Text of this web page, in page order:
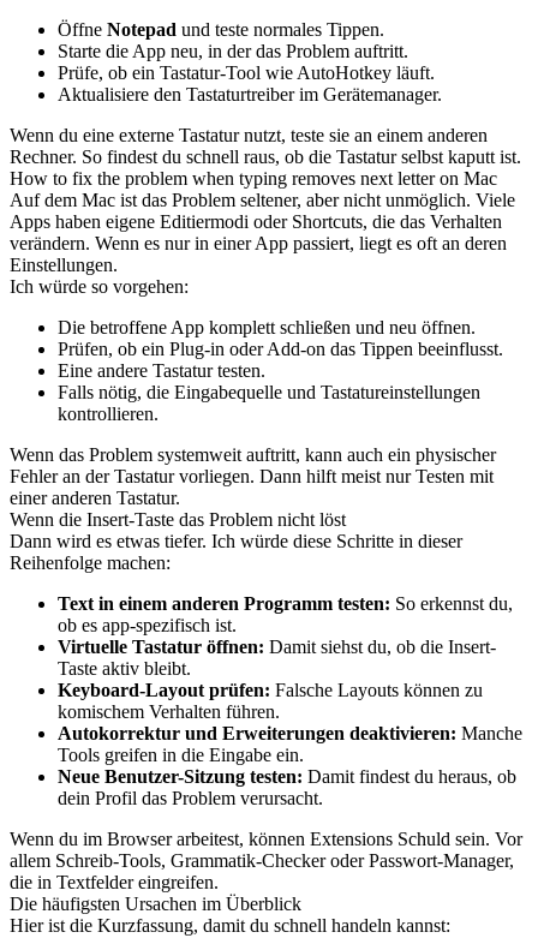
Öffne Notepad und teste normales Tippen.
Starte die App neu, in der das Problem auftritt.
Prüfe, ob ein Tastatur-Tool wie AutoHotkey läuft.
Aktualisiere den Tastaturtreiber im Gerätemanager.
Wenn du eine externe Tastatur nutzt, teste sie an einem anderen
Rechner. So findest du schnell raus, ob die Tastatur selbst kaputt ist.
How to fix the problem when typing removes next letter on Mac
Auf dem Mac ist das Problem seltener, aber nicht unmöglich. Viele
Apps haben eigene Editiermodi oder Shortcuts, die das Verhalten
verändern. Wenn es nur in einer App passiert, liegt es oft an deren
Einstellungen.
Ich würde so vorgehen:
Die betroffene App komplett schließen und neu öffnen.
Prüfen, ob ein Plug-in oder Add-on das Tippen beeinflusst.
Eine andere Tastatur testen.
Falls nötig, die Eingabequelle und Tastatureinstellungen
kontrollieren.
Wenn das Problem systemweit auftritt, kann auch ein physischer
Fehler an der Tastatur vorliegen. Dann hilft meist nur Testen mit
einer anderen Tastatur.
Wenn die Insert-Taste das Problem nicht löst
Dann wird es etwas tiefer. Ich würde diese Schritte in dieser
Reihenfolge machen:
Text in einem anderen Programm testen: So erkennst du,
ob es app-spezifisch ist.
Virtuelle Tastatur öffnen: Damit siehst du, ob die Insert-
Taste aktiv bleibt.
Keyboard-Layout prüfen: Falsche Layouts können zu
komischem Verhalten führen.
Autokorrektur und Erweiterungen deaktivieren: Manche
Tools greifen in die Eingabe ein.
Neue Benutzer-Sitzung testen: Damit findest du heraus, ob
dein Profil das Problem verursacht.
Wenn du im Browser arbeitest, können Extensions Schuld sein. Vor
allem Schreib-Tools, Grammatik-Checker oder Passwort-Manager,
die in Textfelder eingreifen.
Die häufigsten Ursachen im Überblick
Hier ist die Kurzfassung, damit du schnell handeln kannst: